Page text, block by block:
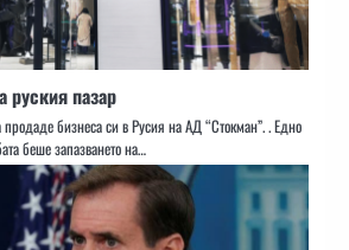
руския пазар
бизнеса си в Русия на AД “Стокман”. . Едно
беше запазването на…